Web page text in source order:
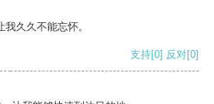
久久不能忘怀。
支持[0] 反对[0]